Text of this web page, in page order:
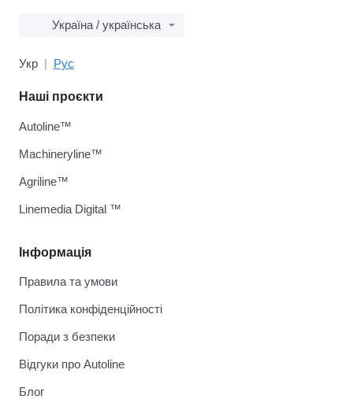
Україна / українська
Укр Рус
Інформація
Правила та умови
Політика конфіденційності
Поради з безпеки
Відгуки про Autoline
Блог
Наші проєкти
Autoline™
Machineryline™
Agriline™
Linemedia Digital ™